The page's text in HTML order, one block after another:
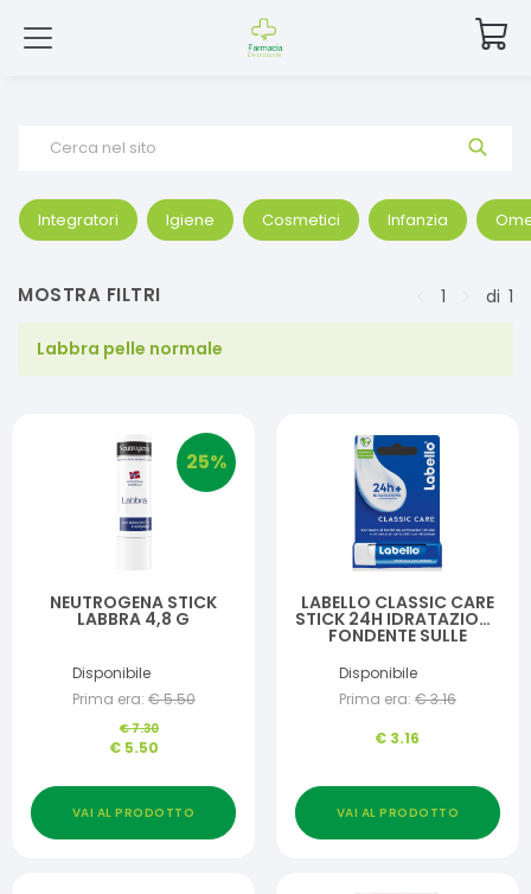
Cerca nel sito
Integratori Igiene Cosmetici Infanzia
MOSTRA FILTRI 1 di 1
Labbra pelle normale
25%
NEUTROGENA STICK
LABBRA 4,8 G
Disponibile
Prima era: €5.50
€7.30
€ 5.50
VAI AL PRODOTTO
LABELLO CLASSIC CARE
STICK 24H IDRATAZIONE
FONDENTE SULLE
Disponibile
Prima era: €3.16
€ 3.16
VAI AL PRODOTTO